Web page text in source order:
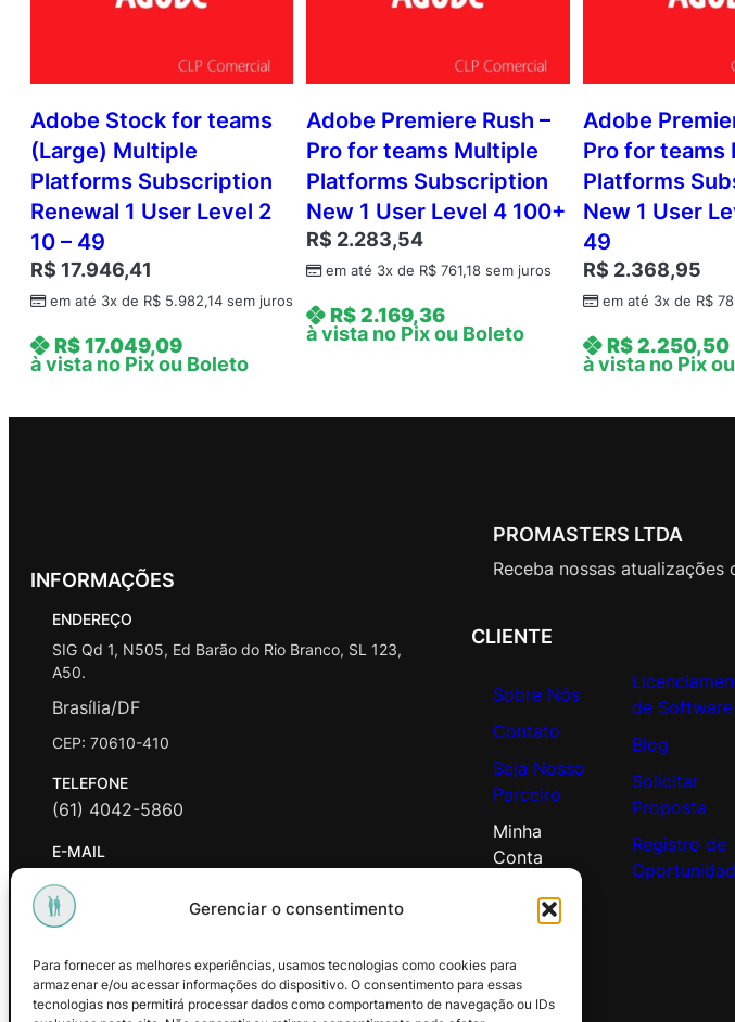
Gerenciar o consentimento
Para fornecer as melhores experiências, usamos tecnologias como cookies para
armazenar e/ou acessar informações do dispositivo. O consentimento para essas
tecnologias nos permitirá processar dados como comportamento de navegação ou IDs
Adobe Stock for teams
(Large) Multiple
Platforms Subscription
Renewal 1 User Level 2
10 – 49
R$ 17.946,41
em até 3x de R$ 5.982,14 sem juros
R$17.049,09
à vista no Pix ou Boleto
Adobe Premiere Rush –
Pro for teams Multiple
Platforms Subscription
New 1 User Level 4 100+
R$ 2.283,54
em até 3x de R$ 761,18 sem juros
R$2.169,36
à vista no Pix ou Boleto
Adobe
Pro for teams
Platforms
New 1 User
49
R$ 2.368,95
em até 3x de R$
R$2.250,50
à vista no Pix
INFORMAÇÕES
ENDEREÇO
SIG Qd 1, N505, Ed Barão do Rio Branco, SL 123,
A50.
Brasília/DF
CEP: 70610-410
TELEFONE
(61) 4042-5860
E-MAIL
contato@promasters.net.br
HORÁRIO DE ATENDIMENTO
Facebook Instagram Youtube
PROMASTERS LTDA
Receba nossas
CLIENTE
Sobre Nós
Contato
Seja Nosso
Parceiro
Minha
Conta
de Software
Blog
Solicitar
Proposta
Registro de